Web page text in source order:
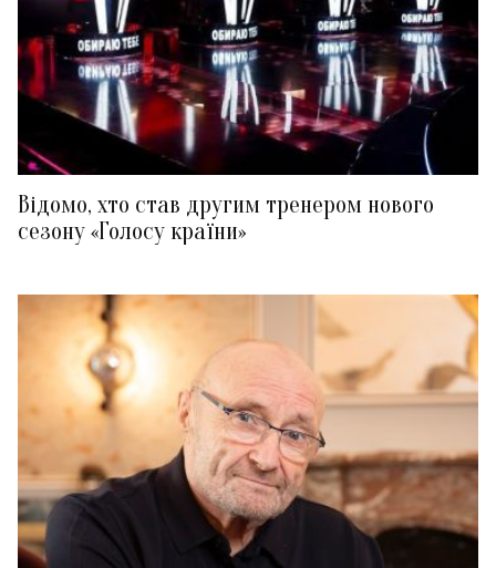
Відомо, хто став другим тренером нового
сезону «Голосу країни»